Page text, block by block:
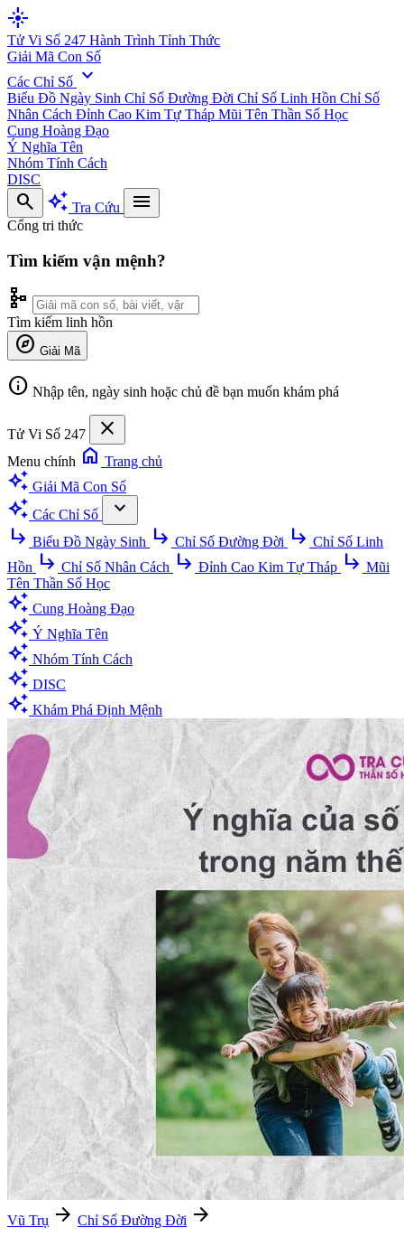
flare
Tử Vi Số 247 Hành Trình Tỉnh Thức
Giải Mã Con Số
Các Chỉ Số expand_more
Biểu Đồ Ngày Sinh Chỉ Số Đường Đời Chỉ Số Linh Hồn Chỉ Số
Nhân Cách Đỉnh Cao Kim Tự Tháp Mũi Tên Thần Số Học
Cung Hoàng Đạo
Ý Nghĩa Tên
Nhóm Tính Cách
DISC
search auto_awesome Tra Cứu menu
Cổng tri thức
Tìm kiếm vận mệnh?
schema
Tìm kiếm linh hồn
explore Giải Mã
info Nhập tên, ngày sinh hoặc chủ đề bạn muốn khám phá
Tử Vi Số 247 close
Menu chính home Trang chủ
auto_awesome Giải Mã Con Số
auto_awesome Các Chỉ Số
expand_more
subdirectory_arrow_right Biểu Đồ Ngày Sinh subdirectory_arrow_right Chỉ Số Đường Đời subdirectory_arrow_right Chỉ Số Linh
Hồn subdirectory_arrow_right Chỉ Số Nhân Cách subdirectory_arrow_right Đỉnh Cao Kim Tự Tháp subdirectory_arrow_right Mũi
Tên Thần Số Học
auto_awesome Cung Hoàng Đạo
auto_awesome Ý Nghĩa Tên
auto_awesome Nhóm Tính Cách
auto_awesome DISC
auto_awesome Khám Phá Định Mệnh
Vũ Trụ arrow_forward Chỉ Số Đường Đời arrow_forward